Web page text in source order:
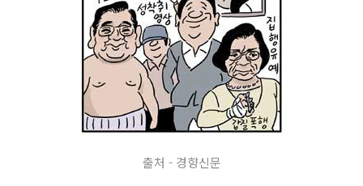
출처 - 경향신문